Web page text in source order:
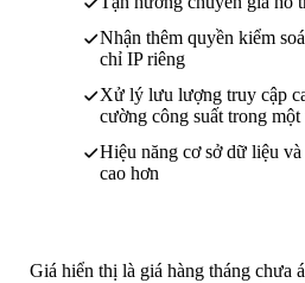
Nhận thêm quyền kiểm
chỉ IP riêng
Xử lý lưu lượng truy cập
cường công suất trong một
Hiệu năng cơ sở dữ liệu
cao hơn
Giá hiển thị là giá hàng tháng chưa